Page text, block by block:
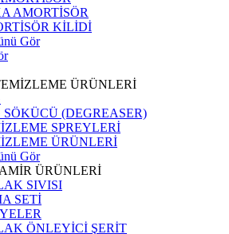
AMORTİSÖR
KİLİDİ
Gör
ÜRÜNLERİ
SÖKÜCÜ (DEGREASER)
SPREYLERİ
ÜRÜNLERİ
Gör
ÜRÜNLERİ
SIVISI
SETİ
ÖNLEYİCİ ŞERİT